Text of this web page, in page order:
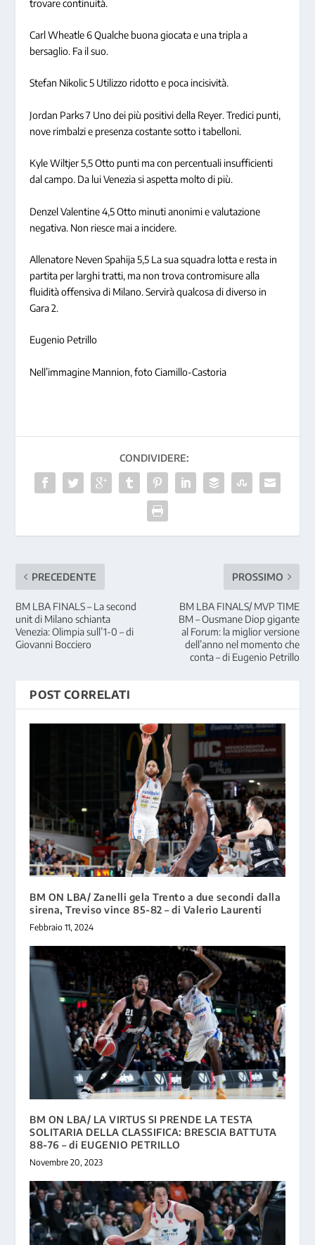
trovare continuità.
Carl Wheatle 6Qualche buona giocata e una tripla a
bersaglio. Fa il suo.
Stefan Nikolic 5 Utilizzo ridotto e poca incisività.
Jordan Parks 7 Uno dei più positivi della Reyer. Tredici punti,
nove rimbalzi e presenza costante sotto i tabelloni.
Kyle Wiltjer 5,5Otto punti ma con percentuali insufficienti
dal campo. Da lui Venezia si aspetta molto di più.
Denzel Valentine 4,5Otto minuti anonimi e valutazione
negativa. Non riesce mai a incidere.
Allenatore Neven Spahija 5,5 La sua squadra lotta e resta in
partita per larghi tratti, ma non trova contromisure alla
fluidità offensiva di Milano. Servirà qualcosa di diverso in
Gara 2.
Eugenio Petrillo
Nell’immagine Mannion, foto Ciamillo-Castoria
CONDIVIDERE:
PRECEDENTE
BM LBA FINALS – La second
unit di Milano schianta
Venezia: Olimpia sull’1-0 – di
Giovanni Bocciero
PROSSIMO
BM LBA FINALS/ MVP TIME
BM – Ousmane Diop gigante
al Forum: la miglior versione
dell’anno nel momento che
conta – di Eugenio Petrillo
POST CORRELATI
BM ON LBA/ Zanelli gela Trento a due secondi dalla
sirena, Treviso vince 85-82 – di Valerio Laurenti
Febbraio 11, 2024
BM ON LBA/ LA VIRTUS SI PRENDE LA TESTA
SOLITARIA DELLA CLASSIFICA: BRESCIA BATTUTA
88-76 – di EUGENIO PETRILLO
Novembre 20, 2023